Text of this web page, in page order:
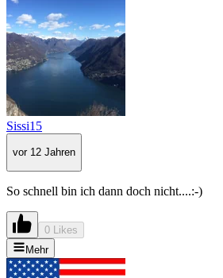
Sissi15
vor 12 Jahren
So schnell bin ich dann doch nicht....:-)
0 Likes
Mehr